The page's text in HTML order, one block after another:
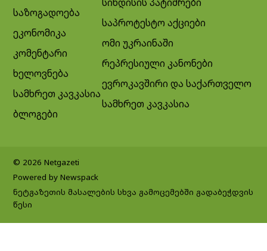
საზოგადოება
ეკონომიკა
კომენტარი
ხელოვნება
სამხრეთ კავკასია
ბლოგები
საპროტესტო აქციები
ომი უკრაინაში
რეპრესიული კანონები
ევროკავშირი და საქართველო
სამხრეთ კავკასია
© 2026 Netgazeti
Powered by Newspack
ნეტგაზეთის მასალების სხვა გამოცემებში გადაბეჭდვის
წესი